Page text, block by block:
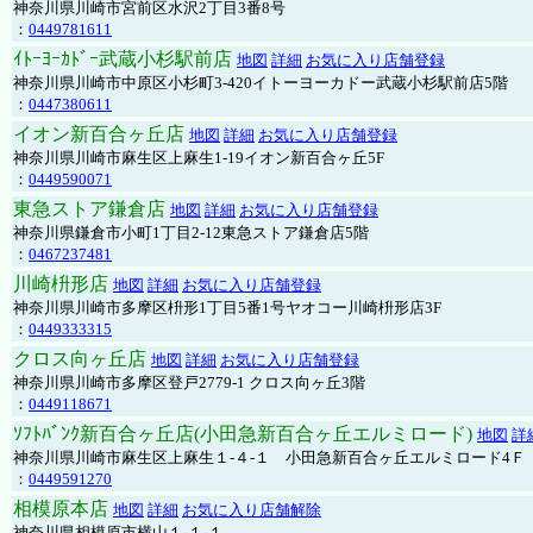
神奈川県川崎市宮前区水沢2丁目3番8号
： 0449781611
ｲﾄｰﾖｰｶﾄﾞｰ武蔵小杉駅前店 地図 詳細 お気に入り店舗登録
神奈川県川崎市中原区小杉町3-420イトーヨーカドー武蔵小杉駅前店5階
： 0447380611
イオン新百合ヶ丘店 地図 詳細 お気に入り店舗登録
神奈川県川崎市麻生区上麻生1-19イオン新百合ヶ丘5F
： 0449590071
東急ストア鎌倉店 地図 詳細 お気に入り店舗登録
神奈川県鎌倉市小町1丁目2-12東急ストア鎌倉店5階
： 0467237481
川崎枡形店 地図 詳細 お気に入り店舗登録
神奈川県川崎市多摩区枡形1丁目5番1号ヤオコー川崎枡形店3F
： 0449333315
クロス向ヶ丘店 地図 詳細 お気に入り店舗登録
神奈川県川崎市多摩区登戸2779-1 クロス向ヶ丘3階
： 0449118671
ｿﾌﾄﾊﾞﾝｸ新百合ヶ丘店(小田急新百合ヶ丘エルミロード) 地図 詳
神奈川県川崎市麻生区上麻生１-４-１ 小田急新百合ヶ丘エルミロード4Ｆ
： 0449591270
相模原本店 地図 詳細 お気に入り店舗解除